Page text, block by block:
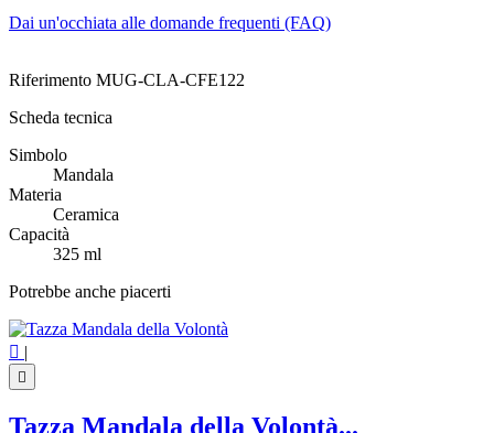
Dai un'occhiata alle domande frequenti (FAQ)
Riferimento MUG-CLA-CFE122
Scheda tecnica
Simbolo
Mandala
Materia
Ceramica
Capacità
325 ml
Potrebbe anche piacerti
 |

Tazza Mandala della Volontà...